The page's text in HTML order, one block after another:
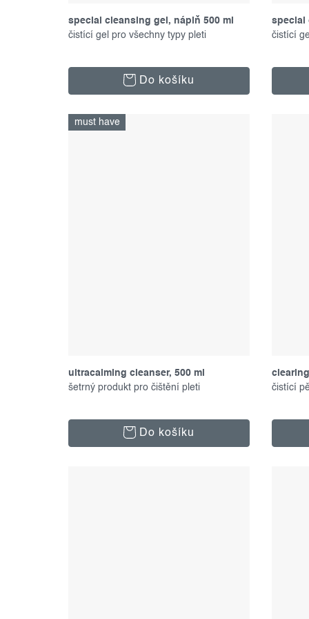
special cleansing gel, náplň 500 ml
čistící gel pro všechny typy pleti
Do košíku
special
čistící
must have
ultracalming cleanser, 500 ml
šetrný produkt pro čištění pleti
Do košíku
čistící